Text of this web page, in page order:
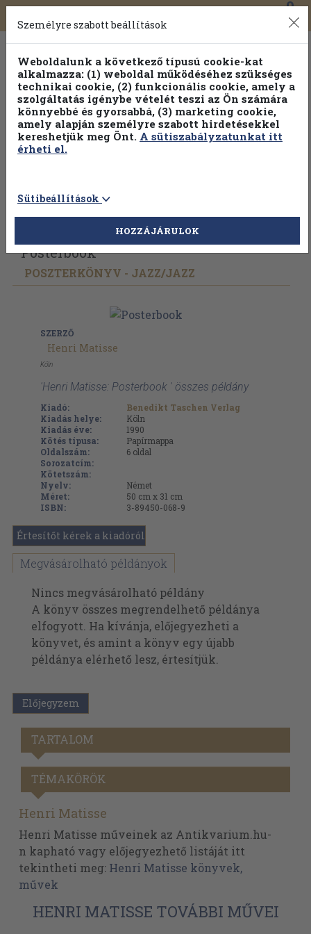
Toggle
navigation
0
Vissza az előző oldalra Válasszon példányt
Posterbook
POSZTERKÖNYV - JAZZ/JAZZ
SZERZŐ
Henri Matisse
Köln
'Henri Matisse: Posterbook ' összes példány
Kiadó:
Benedikt Taschen Verlag
Kiadás helye:
Köln
Kiadás éve:
1990
Kötés típusa:
Papírmappa
Oldalszám:
6 oldal
Sorozatcím:
Kötetszám:
Nyelv:
Német
Méret:
50 cm x 31 cm
ISBN:
3-89450-068-9
Értesítőt kérek a kiadóról
Megvásárolható példányok
Nincs megvásárolható példány
A könyv összes megrendelhető példánya
elfogyott. Ha kívánja, előjegyezheti a
könyvet, és amint a könyv egy újabb
példánya elérhető lesz, értesítjük.
Előjegyzem
TARTALOM
TÉMAKÖRÖK
Henri Matisse
Henri Matisse műveinek az Antikvarium.hu-
n kapható vagy előjegyezhető listáját itt
tekintheti meg: Henri Matisse könyvek,
művek
HENRI MATISSE TOVÁBBI MŰVEI
Személyre szabott beállítások
Weboldalunk a következő típusú cookie-kat
alkalmazza: (1) weboldal működéséhez szükséges
technikai cookie, (2) funkcionális cookie, amely a
szolgáltatás igénybe vételét teszi az Ön számára
könnyebbé és gyorsabbá, (3) marketing cookie,
amely alapján személyre szabott hirdetésekkel
kereshetjük meg Önt. A sütiszabályzatunkat itt
érheti el.
Sütibeállítások
HOZZÁJÁRULOK